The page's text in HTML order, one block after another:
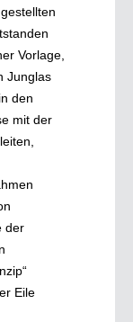
Vorlage,
Junglas
den
mit der
der
Eile